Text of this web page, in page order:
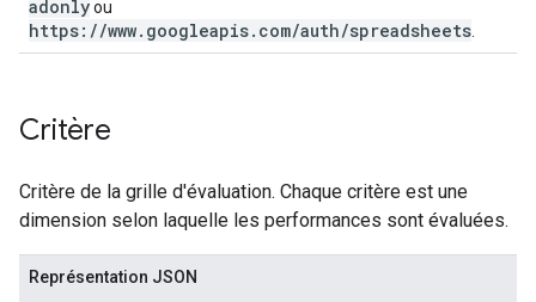
adonlyou
https://www.googleapis.com/auth/spreadsheets
Critère
Critère de la grille d'évaluation. Chaque critère est une
dimension selon laquelle les performances sont évaluées.
Représentation JSON